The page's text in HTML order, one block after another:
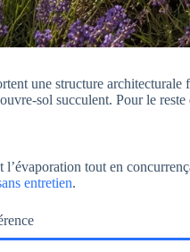
une structure architecturale
sol succulent. Pour le
l’évaporation tout en
entretien.